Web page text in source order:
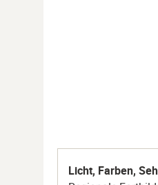
Licht, Farben,